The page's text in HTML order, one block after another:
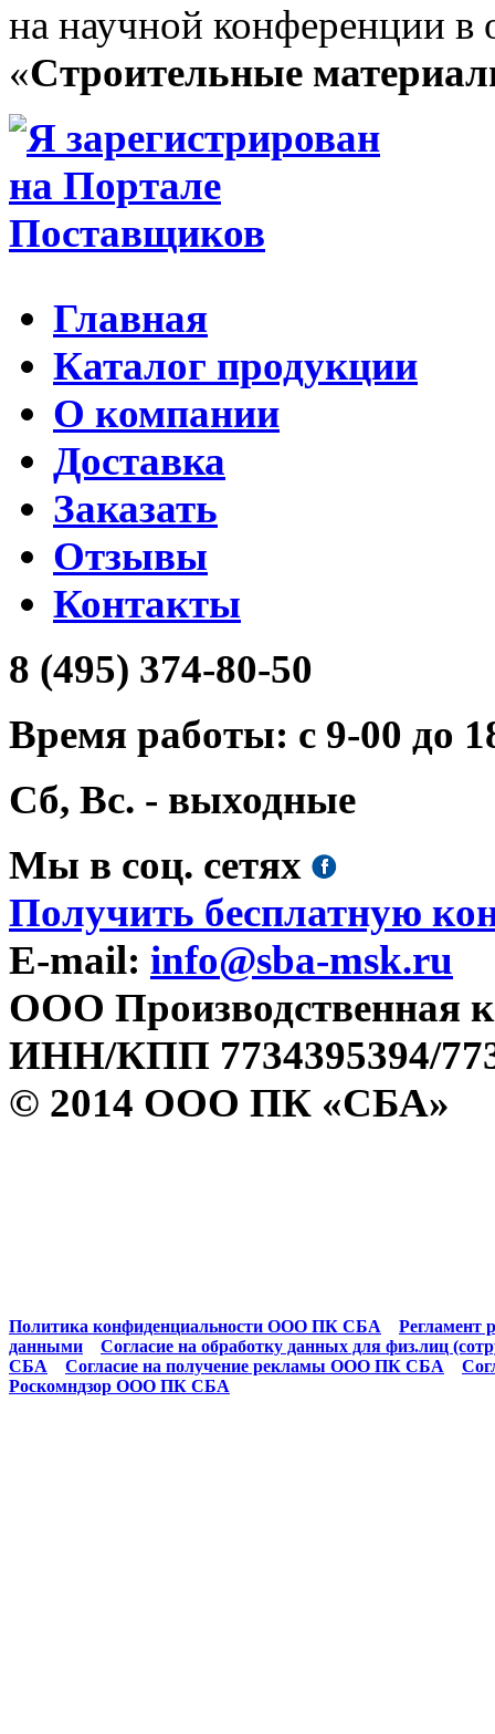
на научной конференции в
«Строительные
Главная
Каталог продукции
О компании
Доставка
Заказать
Отзывы
Контакты
8 (495) 374-80-50
Время работы: с 9-00 до
Сб, Вс. - выходные
Мы в соц. сетях
Получить бесплатную
E-mail: info@sba-msk.ru
ООО Производственная
ИНН/КПП 7734395394/
© 2014 ООО ПК «СБА»
Политика конфиденциальности ООО ПК СБА
Регламент
данными
Согласие на обработку данных для физ.лиц
СБА
Согласие на получение рекламы ООО ПК СБА
Роскомндзор ООО ПК СБА